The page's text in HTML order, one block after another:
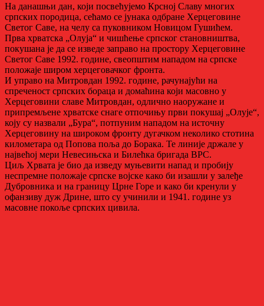
На данашњи дан, који посвећујемо Крсној Славу многих
српских породица, сећамо се јунака одбране Херцеговине
Светог Саве, на челу са пуковником Новицом Гушићем.
Прва хрватска „Олуја“ и чишћење српског становништва,
покушана је да се изведе заправо на простору Херцеговине
Светог Саве 1992. године, свеопштим нападом на српске
положаје широм херцеговачког фронта.
И управо на Митровдан 1992. године, рачунајући на
спреченост српских бораца и домаћина који масовно у
Херцеговини славе Митровдан, одлично наоружане и
припремљене хрватске снаге отпочињу први покушај „Олује“,
коју су назвали „Бура“, потпуним нападом на источну
Херцеговину на широком фронту дугачком неколико стотина
километара од Попова поља до Борака. Те линије држале у
највећој мери Невесињска и Билећка бригада ВРС.
Циљ Хрвата је био да изведу муњевити напад и пробију
неспремне положаје српске војске како би изашли у залеђе
Дубровника и на границу Црне Горе и како би кренули у
офанзиву дуж Дрине, што су учинили и 1941. године уз
масовне покоље српских цивила.